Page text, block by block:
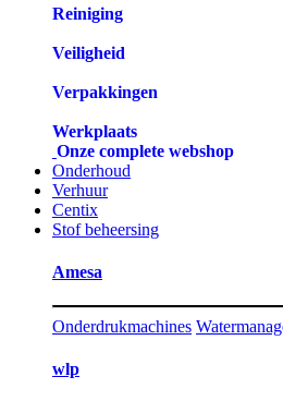
Reiniging
Veiligheid
Verpakkingen
Werkplaats
Onze complete webshop
Onderhoud
Verhuur
Centix
Stof beheersing
Amesa
Onderdrukmachines
wlp